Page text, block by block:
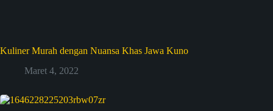
Kuliner Murah dengan Nuansa Khas Jawa Kuno
Maret 4, 2022